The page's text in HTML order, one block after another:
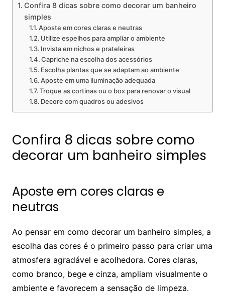
Confira 8 dicas sobre como decorar um banheiro
simples
Aposte em cores claras e neutras
Utilize espelhos para ampliar o ambiente
Invista em nichos e prateleiras
Capriche na escolha dos acessórios
Escolha plantas que se adaptam ao ambiente
Aposte em uma iluminação adequada
Troque as cortinas ou o box para renovar o visual
Decore com quadros ou adesivos
Confira 8 dicas sobre como
decorar um banheiro simples
Aposte em cores claras e
neutras
Ao pensar em como decorar um banheiro simples, a
escolha das cores é o primeiro passo para criar uma
atmosfera agradável e acolhedora. Cores claras,
como branco, bege e cinza, ampliam visualmente o
ambiente e favorecem a sensação de limpeza.